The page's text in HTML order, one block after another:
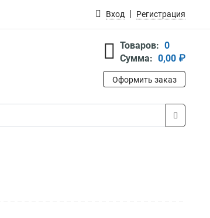
Вход Регистрация
Товаров: 0
Сумма: 0,00 ₽
Оформить заказ